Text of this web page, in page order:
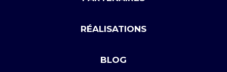
RÉALISATIONS
BLOG